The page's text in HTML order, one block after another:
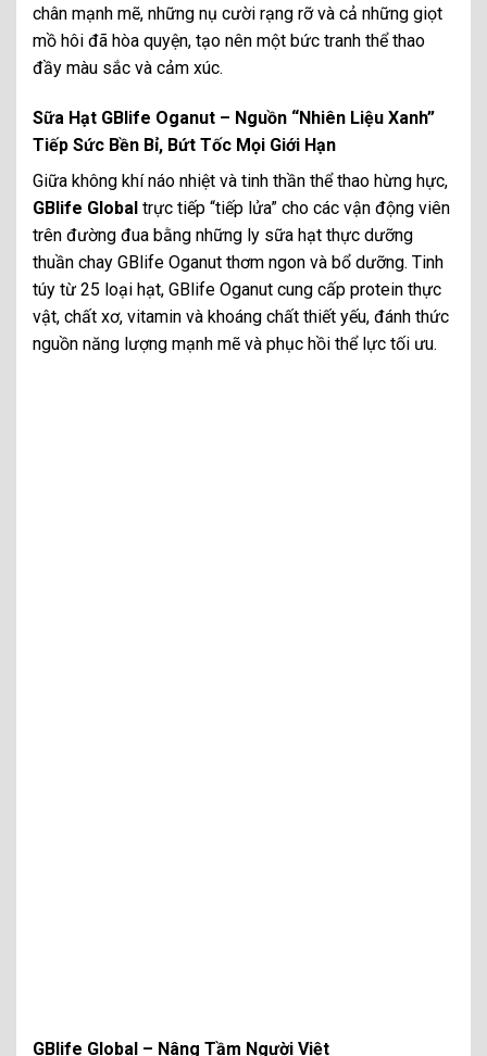
chân mạnh mẽ, những nụ cười rạng rỡ và cả những giọt
mồ hôi đã hòa quyện, tạo nên một bức tranh thể thao
đầy màu sắc và cảm xúc.
Sữa Hạt GBlife Oganut – Nguồn “Nhiên Liệu Xanh”
Tiếp Sức Bền Bỉ, Bứt Tốc Mọi Giới Hạn
Giữa không khí náo nhiệt và tinh thần thể thao hừng hực,
GBlife Global trực tiếp “tiếp lửa” cho các vận động viên
trên đường đua bằng những ly sữa hạt thực dưỡng
thuần chay GBlife Oganut thơm ngon và bổ dưỡng. Tinh
túy từ 25 loại hạt, GBlife Oganut cung cấp protein thực
vật, chất xơ, vitamin và khoáng chất thiết yếu, đánh thức
nguồn năng lượng mạnh mẽ và phục hồi thể lực tối ưu.
GBlife Global – Nâng Tầm Người Việt